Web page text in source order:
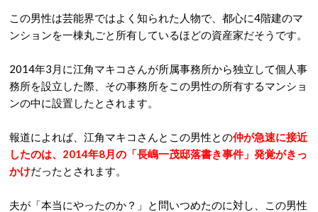
この男性は芸能界ではよく知られた人物で、都心に4階建のマ
ンションを一棟丸ごと所有しているほどの資産家だそうです。
2014年3月に江角マキコさんが所属事務所から独立して個人事
務所を設立した際、その事務所をこの男性の所有するマンショ
ンの中に設置したとされます。
報道によれば、江角マキコさんとこの男性との仲が急速に接近
したのは、2014年8月の「長嶋一茂邸落書き事件」発覚がきっ
かけだったとされます。
夫が「本当にやったのか？」と問いつめたのに対し、この男性